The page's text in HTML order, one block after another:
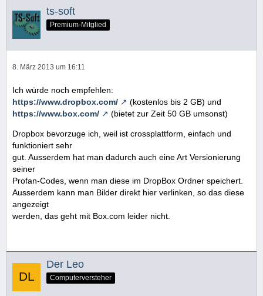
ts-soft
Premium-Mitglied
8. März 2013 um 16:11
Ich würde noch empfehlen:
https://www.dropbox.com/
(kostenlos bis 2 GB) und
https://www.box.com/
(bietet zur Zeit 50 GB umsonst)
Dropbox bevorzuge ich, weil ist crossplattform, einfach und
funktioniert sehr
gut. Ausserdem hat man dadurch auch eine Art Versionierung
seiner
Profan-Codes, wenn man diese im DropBox Ordner speichert.
Ausserdem kann man Bilder direkt hier verlinken, so das diese
angezeigt
werden, das geht mit Box.com leider nicht.
Der Leo
Computerversteher